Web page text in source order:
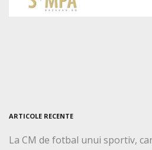
ARTICOLE RECENTE
La CM de fotbal unui sportiv,